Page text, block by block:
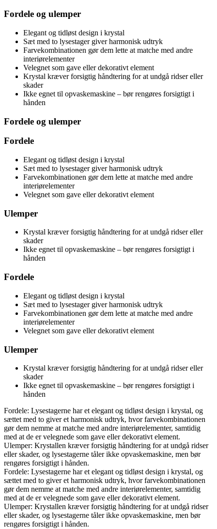
Fordele og ulemper
Elegant og tidløst design i krystal
Sæt med to lysestager giver harmonisk udtryk
Farvekombinationen gør dem lette at matche med andre
interiørelementer
Velegnet som gave eller dekorativt element
Krystal kræver forsigtig håndtering for at undgå ridser eller
skader
Ikke egnet til opvaskemaskine – bør rengøres forsigtigt i
hånden
Fordele og ulemper
Fordele
Elegant og tidløst design i krystal
Sæt med to lysestager giver harmonisk udtryk
Farvekombinationen gør dem lette at matche med andre
interiørelementer
Velegnet som gave eller dekorativt element
Ulemper
Krystal kræver forsigtig håndtering for at undgå ridser eller
skader
Ikke egnet til opvaskemaskine – bør rengøres forsigtigt i
hånden
Fordele
Elegant og tidløst design i krystal
Sæt med to lysestager giver harmonisk udtryk
Farvekombinationen gør dem lette at matche med andre
interiørelementer
Velegnet som gave eller dekorativt element
Ulemper
Krystal kræver forsigtig håndtering for at undgå ridser eller
skader
Ikke egnet til opvaskemaskine – bør rengøres forsigtigt i
hånden
Fordele: Lysestagerne har et elegant og tidløst design i krystal, og
sættet med to giver et harmonisk udtryk, hvor farvekombinationen
gør dem nemme at matche med andre interiørelementer, samtidig
med at de er velegnede som gave eller dekorativt element.
Ulemper: Krystallen kræver forsigtig håndtering for at undgå ridser
eller skader, og lysestagerne tåler ikke opvaskemaskine, men bør
rengøres forsigtigt i hånden.
Fordele: Lysestagerne har et elegant og tidløst design i krystal, og
sættet med to giver et harmonisk udtryk, hvor farvekombinationen
gør dem nemme at matche med andre interiørelementer, samtidig
med at de er velegnede som gave eller dekorativt element.
Ulemper: Krystallen kræver forsigtig håndtering for at undgå ridser
eller skader, og lysestagerne tåler ikke opvaskemaskine, men bør
rengøres forsigtigt i hånden.